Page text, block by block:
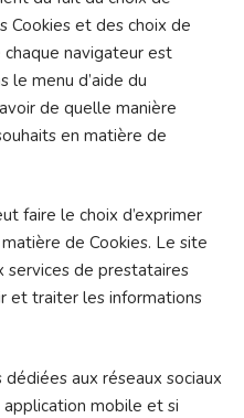
Cookies et des choix de
chaque navigateur est
le menu d’aide du
de quelle manière
en matière de
faire le choix d’exprimer
de Cookies. Le site
services de prestataires
et traiter les informations
dédiées aux réseaux sociaux
mobile et si